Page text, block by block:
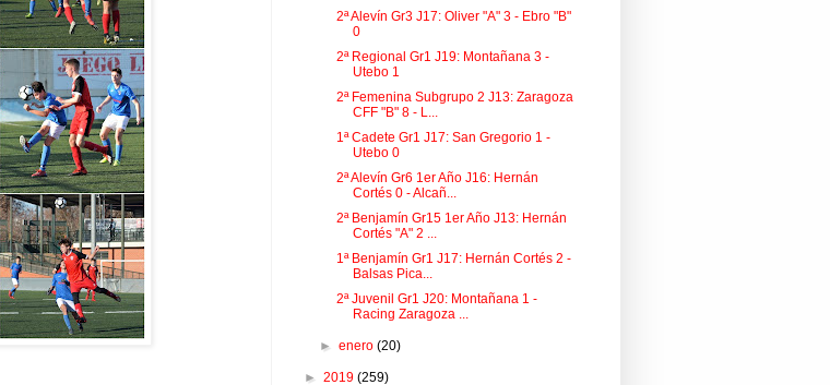
2ª Alevín Gr3 J17: Oliver "A" 3 - Ebro "B"
0
2ª Regional Gr1 J19: Montañana 3 -
Utebo 1
2ª Femenina Subgrupo 2 J13: Zaragoza
CFF "B" 8 - L...
1ª Cadete Gr1 J17: San Gregorio 1 -
Utebo 0
2ª Alevín Gr6 1er Año J16: Hernán
Cortés 0 - Alcañ...
2ª Benjamín Gr15 1er Año J13: Hernán
Cortés "A" 2 ...
1ª Benjamín Gr1 J17: Hernán Cortés 2 -
Balsas Pica...
2ª Juvenil Gr1 J20: Montañana 1 -
Racing Zaragoza ...
►enero(20)
► 2019 (259)